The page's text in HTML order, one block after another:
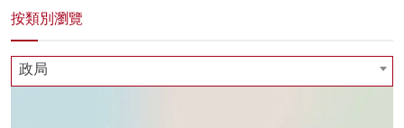
按類別瀏覽
政局